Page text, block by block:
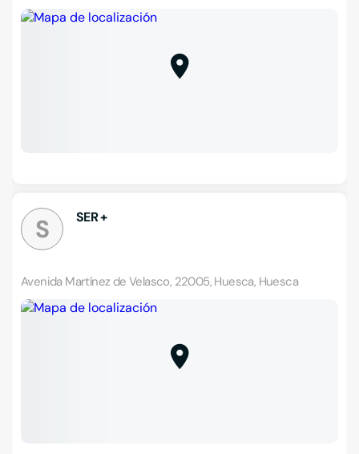
S SER +
Avenida Martínez de Velasco, 22005, Huesca, Huesca